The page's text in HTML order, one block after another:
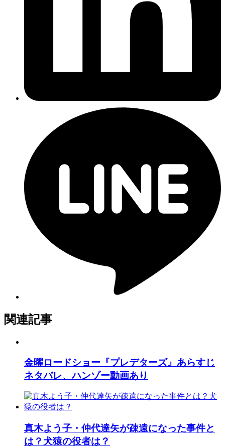
関連記事
金曜ロードショー『プレデターズ』あらすじ
ネタバレ、ハンゾー動画あり
真木よう子・仲代達矢が疎遠になった事件と
は？犬猿の役者は？